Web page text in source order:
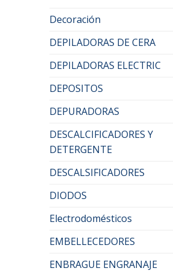
Decoración
DEPILADORAS DE CERA
DEPILADORAS ELECTRIC
DEPOSITOS
DEPURADORAS
DESCALCIFICADORES Y
DETERGENTE
DESCALSIFICADORES
DIODOS
Electrodomésticos
EMBELLECEDORES
ENBRAGUE ENGRANAJE